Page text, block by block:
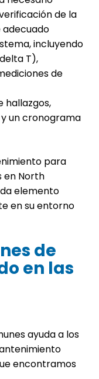
de la
adecuado
incluyendo
T),
de
hallazgos,
un cronograma
para
en North
elemento
en su entorno
de
en las
ayuda a los
encontramos